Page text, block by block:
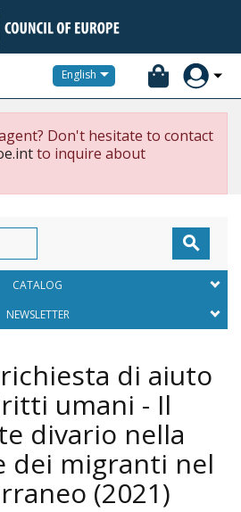
English
Don't hesitate to contact
to inquire about

CATALOG
NEWSLETTER
richiesta di aiuto
umani - Il
divario nella
dei migranti nel
(2021)